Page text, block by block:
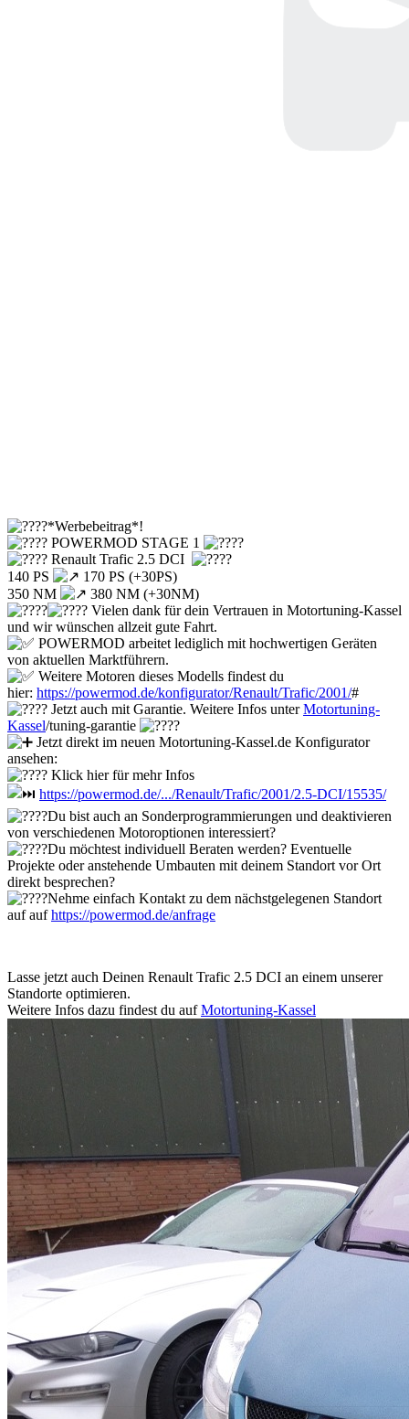
*Werbebeitrag*!
POWERMOD STAGE 1
Renault Trafic 2.5 DCI
140 PS
170 PS (+30PS)
350 NM
380 NM (+30NM)
Vielen dank für dein Vertrauen in Motortuning-Kassel
und wir wünschen allzeit gute Fahrt.
POWERMOD arbeitet lediglich mit hochwertigen Geräten
von aktuellen Marktführern.
Weitere Motoren dieses Modells findest du
hier: https://powermod.de/konfigurator/Renault/Trafic/2001/#
Jetzt auch mit Garantie. Weitere Infos unterMotortuning-
Kassel/tuning-garantie
Jetzt direkt im neuen Motortuning-Kassel.de Konfigurator
ansehen:
Klick hier für mehr Infos
https://powermod.de/.../Renault/Trafic/2001/2.5-DCI/15535/
Du bist auch an Sonderprogrammierungen und deaktivieren
von verschiedenen Motoroptionen interessiert?
Du möchtest individuell Beraten werden? Eventuelle
Projekte oder anstehende Umbauten mit deinem Standort vor Ort
direkt besprechen?
Nehme einfach Kontakt zu dem nächstgelegenen Standort
auf aufhttps://powermod.de/anfrage
Lasse jetzt auch Deinen Renault Trafic 2.5 DCI an einem unserer
Standorte optimieren.
Weitere Infos dazu findest du aufMotortuning-Kassel